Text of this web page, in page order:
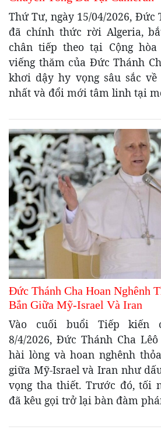
Thứ Tư, ngày 15/04/2026, Đức
đã chính thức rời Algeria,
chân tiếp theo tại Cộng hòa
viếng thăm của Đức Thánh
khơi dậy hy vọng sâu sắc
nhất và đổi mới tâm linh tại
Đức Thánh Cha Hoan Nghênh
Bắn Giữa Mỹ-Israel Và Iran
Vào cuối buổi Tiếp kiến
8/4/2026, Đức Thánh Cha
hài lòng và hoan nghênh
giữa Mỹ-Israel và Iran như
vọng tha thiết. Trước đó, tối
đã kêu gọi trở lại bàn đàm